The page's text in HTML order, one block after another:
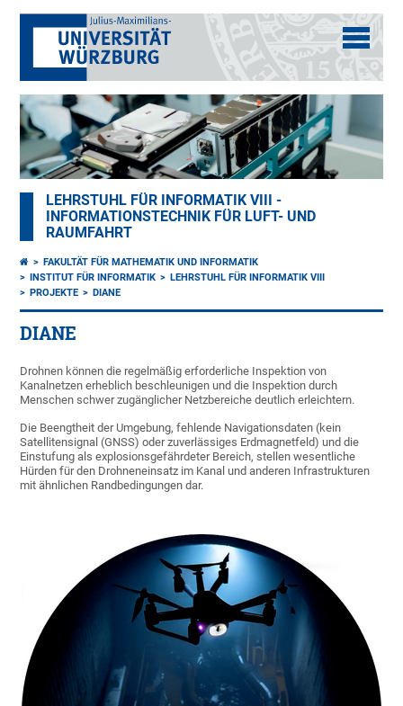
LEHRSTUHL FÜR INFORMATIK VIII -
INFORMATIONSTECHNIK FÜR LUFT- UND
RAUMFAHRT
FAKULTÄT FÜR MATHEMATIK UND INFORMATIK
INSTITUT FÜR INFORMATIK
LEHRSTUHL FÜR INFORMATIK VIII
PROJEKTE
DIANE
DIANE
Drohnen können die regelmäßig erforderliche Inspektion von
Kanalnetzen erheblich beschleunigen und die Inspektion durch
Menschen schwer zugänglicher Netzbereiche deutlich erleichtern.
Die Beengtheit der Umgebung, fehlende Navigationsdaten (kein
Satellitensignal (GNSS) oder zuverlässiges Erdmagnetfeld) und die
Einstufung als explosionsgefährdeter Bereich, stellen wesentliche
Hürden für den Drohneneinsatz im Kanal und anderen Infrastrukturen
mit ähnlichen Randbedingungen dar.